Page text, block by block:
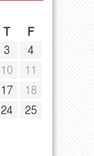
T
F
3
4
10
11
17
18
24
25